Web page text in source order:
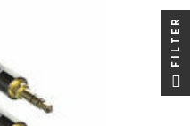
FILTER